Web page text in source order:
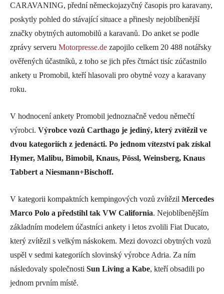
CARAVANING, přední německojazyčný časopis pro karavany,
poskytly pohled do stávající situace a přinesly nejoblíbenější
značky obytných automobilů a karavanů. Do anket se podle
zprávy serveru Motorpresse.de zapojilo celkem 20 488 notářsky
ověřených účastníků, z toho se jich přes čtrnáct tisíc zúčastnilo
ankety u Promobil, kteří hlasovali pro obytné vozy a karavany
roku.
V hodnocení ankety Promobil jednoznačně vedou němečtí
výrobci. Výrobce vozů Carthago je jediný, který zvítězil ve
dvou kategoriích z jedenácti. Po jednom vítezství pak získal
Hymer, Malibu, Bimobil, Knaus, Pössl, Weinsberg, Knaus
Tabbert a Niesmann+Bischoff.
V kategorii kompaktních kempingových vozů zvítězil Mercedes
Marco Polo a předstihl tak VW California. Nejoblíbenějším
základním modelem účastníci ankety i letos zvolili Fiat Ducato,
který zvítězil s velkým náskokem. Mezi dovozci obytných vozů
uspěl v sedmi kategoriích slovinský výrobce Adria. Za ním
následovaly společnosti Sun Living a Kabe, kteří obsadili po
jednom prvním místě.